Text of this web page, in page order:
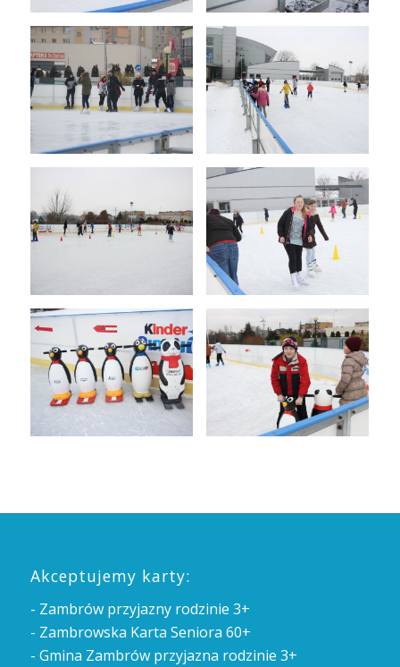
Akceptujemy karty:
- Zambrów przyjazny rodzinie 3+
- Zambrowska Karta Seniora 60+
- Gmina Zambrów przyjazna rodzinie 3+